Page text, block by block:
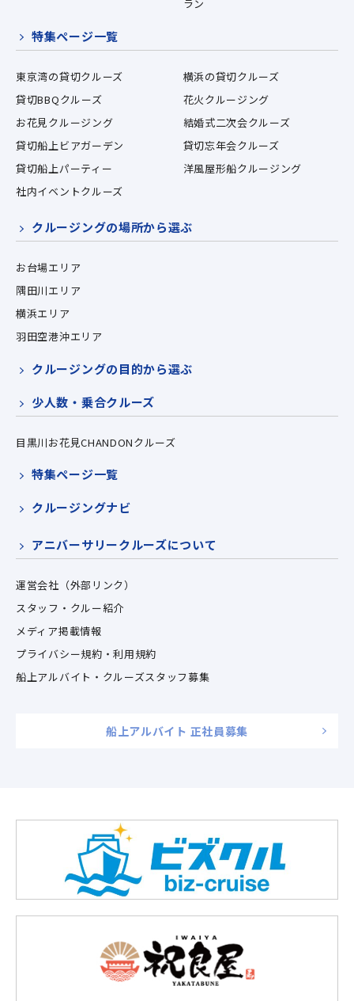
ラン
特集ページ一覧
東京湾の貸切クルーズ
横浜の貸切クルーズ
貸切BBQクルーズ
花火クルージング
お花見クルージング
結婚式二次会クルーズ
貸切船上ビアガーデン
貸切忘年会クルーズ
貸切船上パーティー
洋風屋形船クルージング
社内イベントクルーズ
クルージングの場所から選ぶ
お台場エリア
隅田川エリア
横浜エリア
羽田空港沖エリア
クルージングの目的から選ぶ
少人数・乗合クルーズ
目黒川お花見CHANDONクルーズ
特集ページ一覧
クルージングナビ
アニバーサリークルーズについて
運営会社（外部リンク）
スタッフ・クルー紹介
メディア掲載情報
プライバシー規約・利用規約
船上アルバイト・クルーズスタッフ募集
船上アルバイト 正社員募集